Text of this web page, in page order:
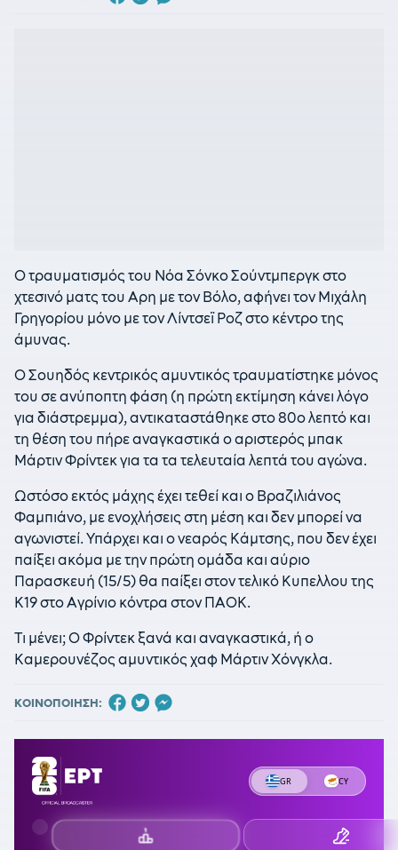
Ο τραυματισμός του Νόα Σόνκο Σούντμπεργκ στο
χτεσινό ματς του Αρη με τον Βόλο, αφήνει τον Μιχάλη
Γρηγορίου μόνο με τον Λίντσεϊ Ροζ στο κέντρο της
άμυνας.
Ο Σουηδός κεντρικός αμυντικός τραυματίστηκε μόνος
του σε ανύποπτη φάση (η πρώτη εκτίμηση κάνει λόγο
για διάστρεμμα), αντικαταστάθηκε στο 80ο λεπτό και
τη θέση του πήρε αναγκαστικά ο αριστερός μπακ
Μάρτιν Φρίντεκ για τα τα τελευταία λεπτά του αγώνα.
Ωστόσο εκτός μάχης έχει τεθεί και ο Βραζιλιάνος
Φαμπιάνο, με ενοχλήσεις στη μέση και δεν μπορεί να
αγωνιστεί. Υπάρχει και ο νεαρός Κάμτσης, που δεν έχει
παίξει ακόμα με την πρώτη ομάδα και αύριο
Παρασκευή (15/5) θα παίξει στον τελικό Κυπελλου της
Κ19 στο Αγρίνιο κόντρα στον ΠΑΟΚ.
Τι μένει; Ο Φρίντεκ ξανά και αναγκαστικά, ή ο
Καμερουνέζος αμυντικός χαφ Μάρτιν Χόνγκλα.
ΚΟΙΝΟΠΟΙΗΣΗ: